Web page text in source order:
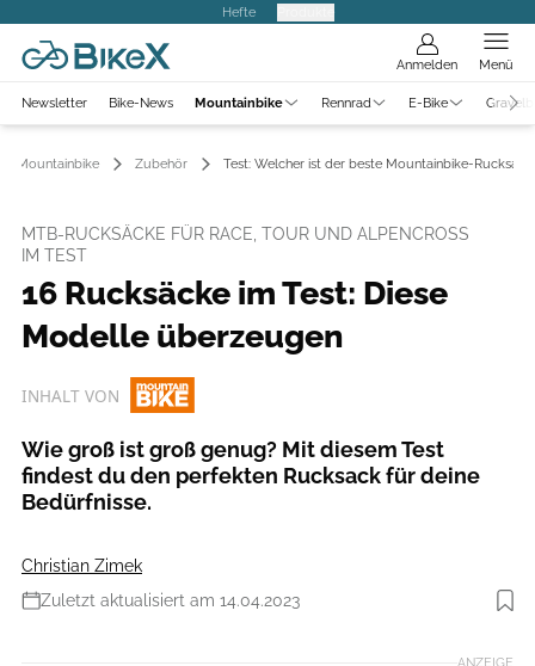
Hefte
Anmelden Menü
Newsletter Bike-News Mountainbike Rennrad E-Bike
Mountainbike Zubehör Test: Welcher ist der beste Mountainbike-Rucksack
MTB-RUCKSÄCKE FÜR RACE, TOUR UND ALPENCROSS
IM TEST
16 Rucksäcke im Test: Diese
Modelle überzeugen
INHALT VON
Wie groß ist groß genug? Mit diesem Test
findest du den perfekten Rucksack für deine
Bedürfnisse.
Christian Zimek
Zuletzt aktualisiert am 14.04.2023
Foto: Manfred Stromberg
ANZEIGE